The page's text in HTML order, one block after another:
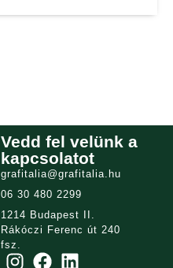
Vedd fel velünk a
kapcsolatot
grafitalia@grafitalia.hu
06 30 480 2299
1214 Budapest II.
Rákóczi Ferenc út 240
fsz.